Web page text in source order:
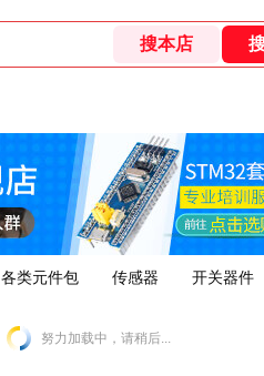
各类元件包 传感器 开关器件
努力加载中，请稍后...